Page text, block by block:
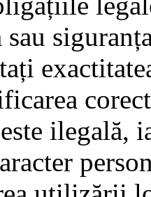
sau
ilegală,